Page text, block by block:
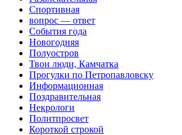
Спортивная
вопрос — ответ
События года
Новогодняя
Полуостров
Твои люди, Камчатка
Прогулки по Петропавловску
Информационная
Поздравительная
Некрологи
Политпросвет
Короткой строкой